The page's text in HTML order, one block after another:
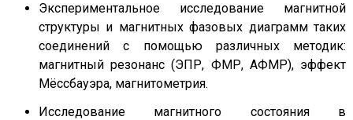
Экспериментальное исследование магнитной
структуры и магнитных фазовых диаграмм таких
соединений с помощью различных методик:
магнитный резонанс (ЭПР, ФМР, АФМР), эффект
Мёссбауэра, магнитометрия.
Исследование магнитного состояния в